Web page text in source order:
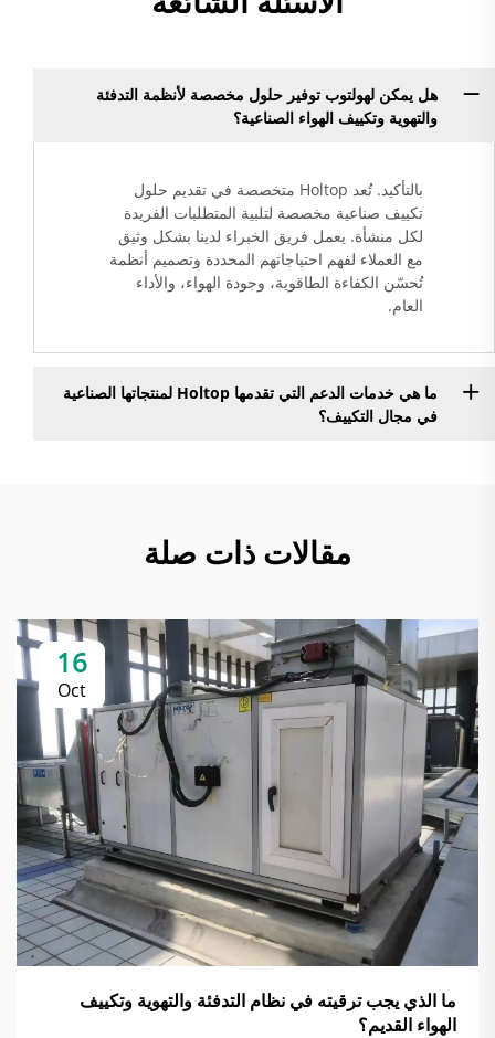
هل يمكن لهولتوب توفير حلول مخصصة لأنظمة التدفئة
والتهوية وتكييف الهواء الصناعية؟
بالتأكيد. تُعد Holtop متخصصة في تقديم حلول
تكييف صناعية مخصصة لتلبية المتطلبات الفريدة
لكل منشأة. يعمل فريق الخبراء لدينا بشكل وثيق
مع العملاء لفهم احتياجاتهم المحددة وتصميم أنظمة
تُحسّن الكفاءة الطاقوية، وجودة الهواء، والأداء
العام.
ما هي خدمات الدعم التي تقدمها Holtop لمنتجاتها الصناعية
في مجال التكييف؟
مقالات ذات صلة
16
Oct
ما الذي يجب ترقيته في نظام التدفئة والتهوية وتكييف
الهواء القديم؟